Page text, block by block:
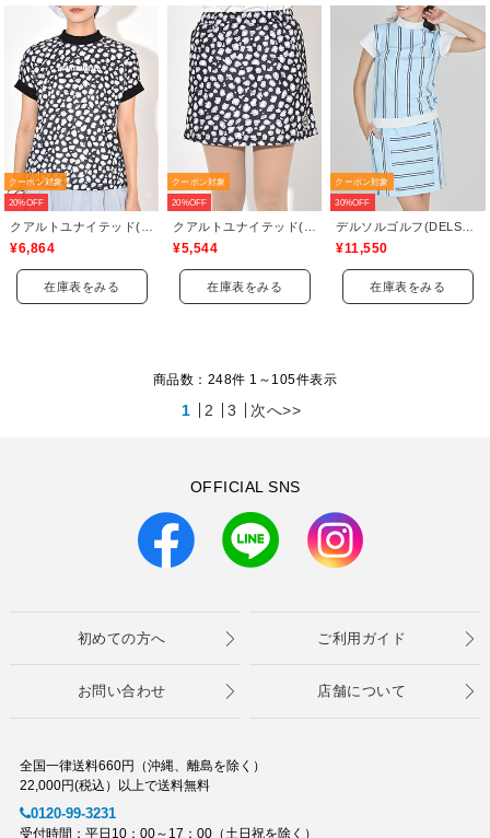
クーポン対象
20%OFF
¥6,864
在庫表をみる
クーポン対象
20%OFF
¥5,544
在庫表をみる
クーポン対象
30%OFF
¥11,550
在庫表をみる
商品数：248件 1～ 105件表示
1 2 3 次へ>>
OFFICIAL SNS
初めての方へ ご利用ガイド
お問い合わせ 店舗について
全国一律送料660円（沖縄、離島を除く）
22,000円(税込）以上で送料無料
0120-99-3231
受付時間：平日10：00～17：00（土日祝を除く）